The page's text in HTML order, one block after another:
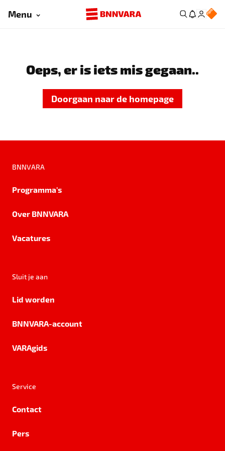
Menu
Oeps, er is iets mis gegaan..
Doorgaan naar de homepage
BNNVARA
Programma's
Over BNNVARA
Vacatures
Sluit je aan
Lid worden
BNNVARA-account
VARAgids
Service
Contact
Pers